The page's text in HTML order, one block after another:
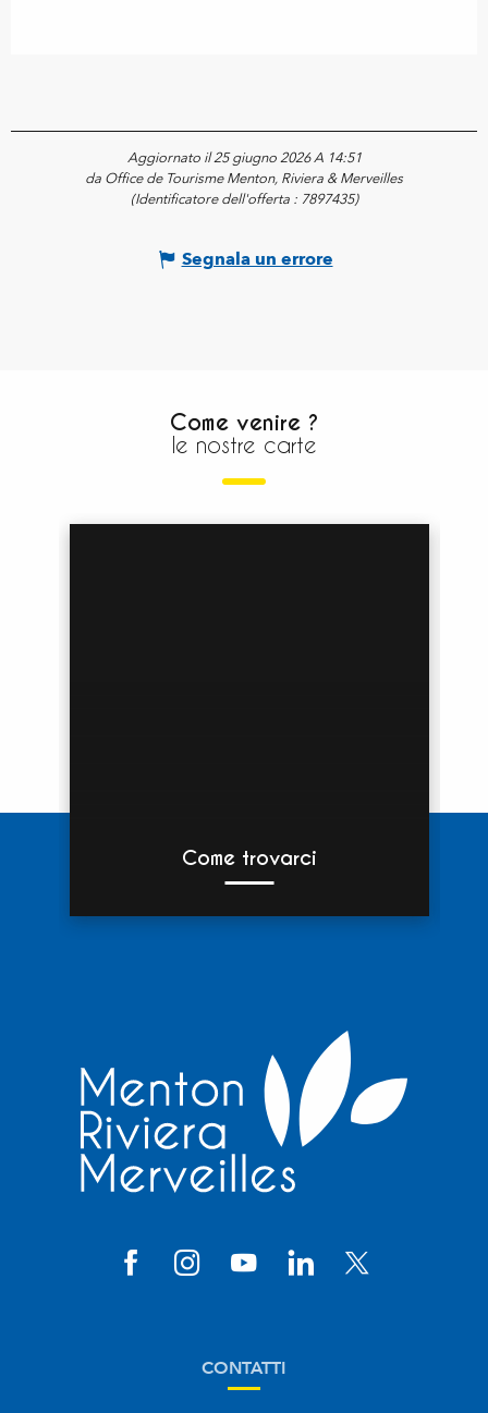
Aggiornato il 25 giugno 2026 A 14:51
da Office de Tourisme Menton, Riviera & Merveilles
(Identificatore dell'offerta : 7897435)
Segnala un errore
Come venire ?
le nostre carte
Come trovarci
CONTATTI